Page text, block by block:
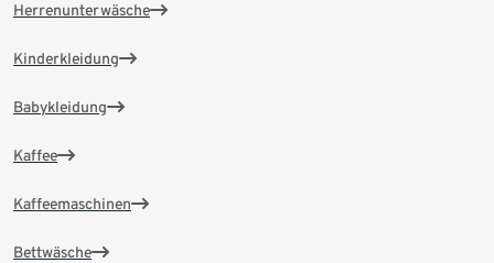
Herrenunterwäsche
Kinderkleidung
Babykleidung
Kaffee
Kaffeemaschinen
Bettwäsche